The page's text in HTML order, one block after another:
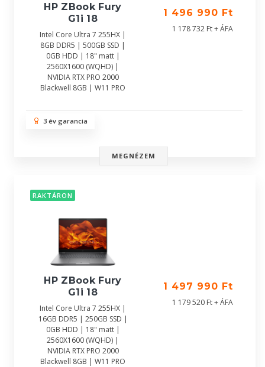
HP ZBook Fury
G1i 18
Intel Core Ultra 7 255HX |
8GB DDR5 | 500GB SSD |
0GB HDD | 18" matt |
2560X1600 (WQHD) |
NVIDIA RTX PRO 2000
Blackwell 8GB | W11 PRO
1 496 990 Ft
1 178 732 Ft + ÁFA
3 év garancia
MEGNÉZEM
RAKTÁRON
HP ZBook Fury
G1i 18
Intel Core Ultra 7 255HX |
16GB DDR5 | 250GB SSD |
0GB HDD | 18" matt |
2560X1600 (WQHD) |
NVIDIA RTX PRO 2000
Blackwell 8GB | W11 PRO
1 497 990 Ft
1 179 520 Ft + ÁFA